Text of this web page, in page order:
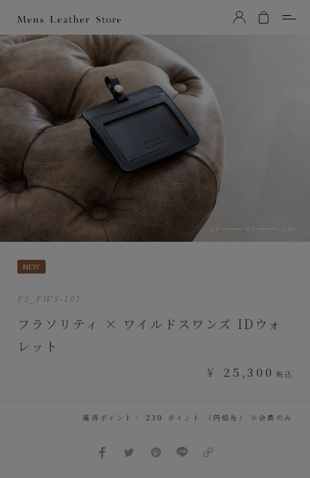
Mens Leather Store（メンズレザーストア）
NEW
FS_FWS-101
フラソリティ × ワイルドスワンズ IDウォ
レット
¥ 25,300 税込
獲得ポイント： 230 ポイント （円相当） ※会員のみ